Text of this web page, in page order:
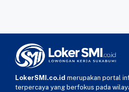
LokerSMI.co.id merupakan portal
terpercaya yang berfokus pada